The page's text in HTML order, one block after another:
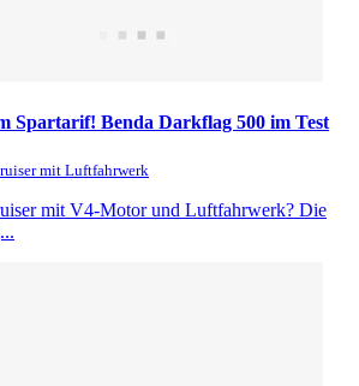
Spartarif! Benda Darkflag 500 im Test
mit Luftfahrwerk
mit V4-Motor und Luftfahrwerk? Die